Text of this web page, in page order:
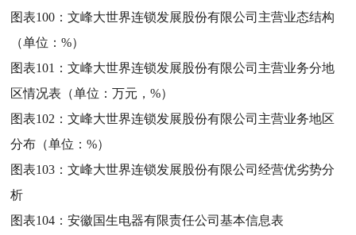
图表100：文峰大世界连锁发展股份有限公司主营业态结构
（单位：%）
图表101：文峰大世界连锁发展股份有限公司主营业务分地
区情况表（单位：万元，%）
图表102：文峰大世界连锁发展股份有限公司主营业务地区
分布（单位：%）
图表103：文峰大世界连锁发展股份有限公司经营优劣势分
析
图表104：安徽国生电器有限责任公司基本信息表